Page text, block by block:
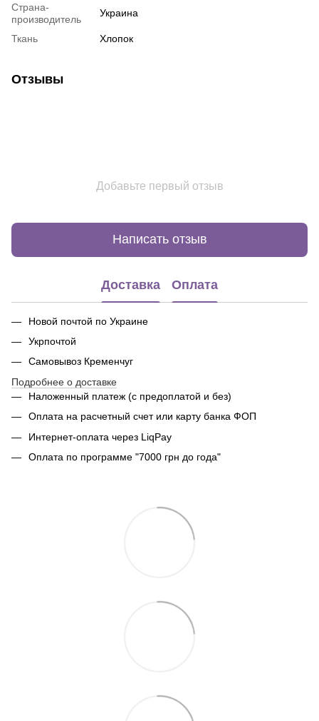
Страна-
производитель
Украина
Ткань Хлопок
Отзывы
Добавьте первый отзыв
Написать отзыв
Доставка Оплата
Новой почтой по Украине
Укрпочтой
Самовывоз Кременчуг
Подробнее о доставке
Наложенный платеж (с предоплатой и без)
Оплата на расчетный счет или карту банка ФОП
Интернет-оплата через LiqPay
Оплата по программе "7000 грн до года"